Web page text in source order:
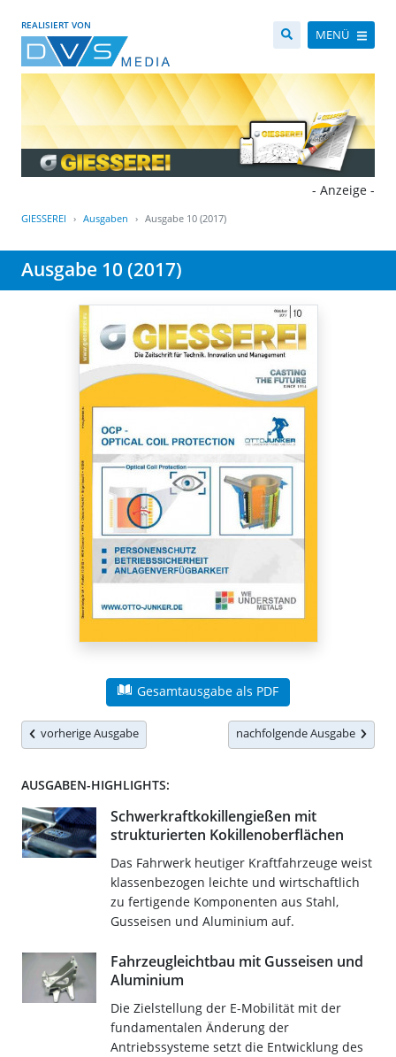
REALISIERT VON
MENÜ
- Anzeige -
GIESSEREI Ausgaben Ausgabe 10 (2017)
Ausgabe 10 (2017)
Gesamtausgabe als PDF
vorherige Ausgabe nachfolgende Ausgabe
AUSGABEN-HIGHLIGHTS:
Schwerkraftkokillengießen mit
strukturierten Kokillenoberflächen
Das Fahrwerk heutiger Kraftfahrzeuge weist
klassenbezogen leichte und wirtschaftlich
zu fertigende Komponenten aus Stahl,
Gusseisen und Aluminium auf.
Fahrzeugleichtbau mit Gusseisen und
Aluminium
Die Zielstellung der E-Mobilität mit der
fundamentalen Änderung der
Antriebssysteme setzt die Entwicklung des